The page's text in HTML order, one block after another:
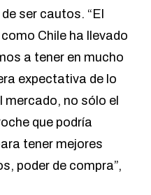
ser cautos. “El
Chile ha llevado
a tener en mucho
expectativa de lo
mercado, no sólo el
que podría
tener mejores
poder de compra”,